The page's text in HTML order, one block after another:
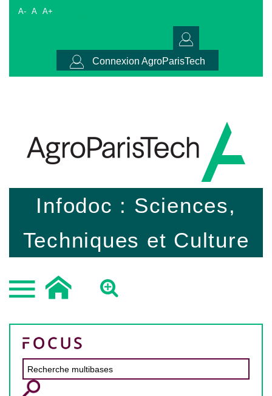
A- A A+
Connexion AgroParisTech
Infodoc : Sciences,
Techniques et Culture